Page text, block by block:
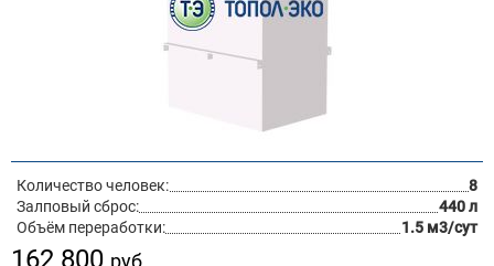
Количество человек:
8
Залповый сброс:
440 л
Объём переработки:
1.5 м3/сут
162 800 руб.